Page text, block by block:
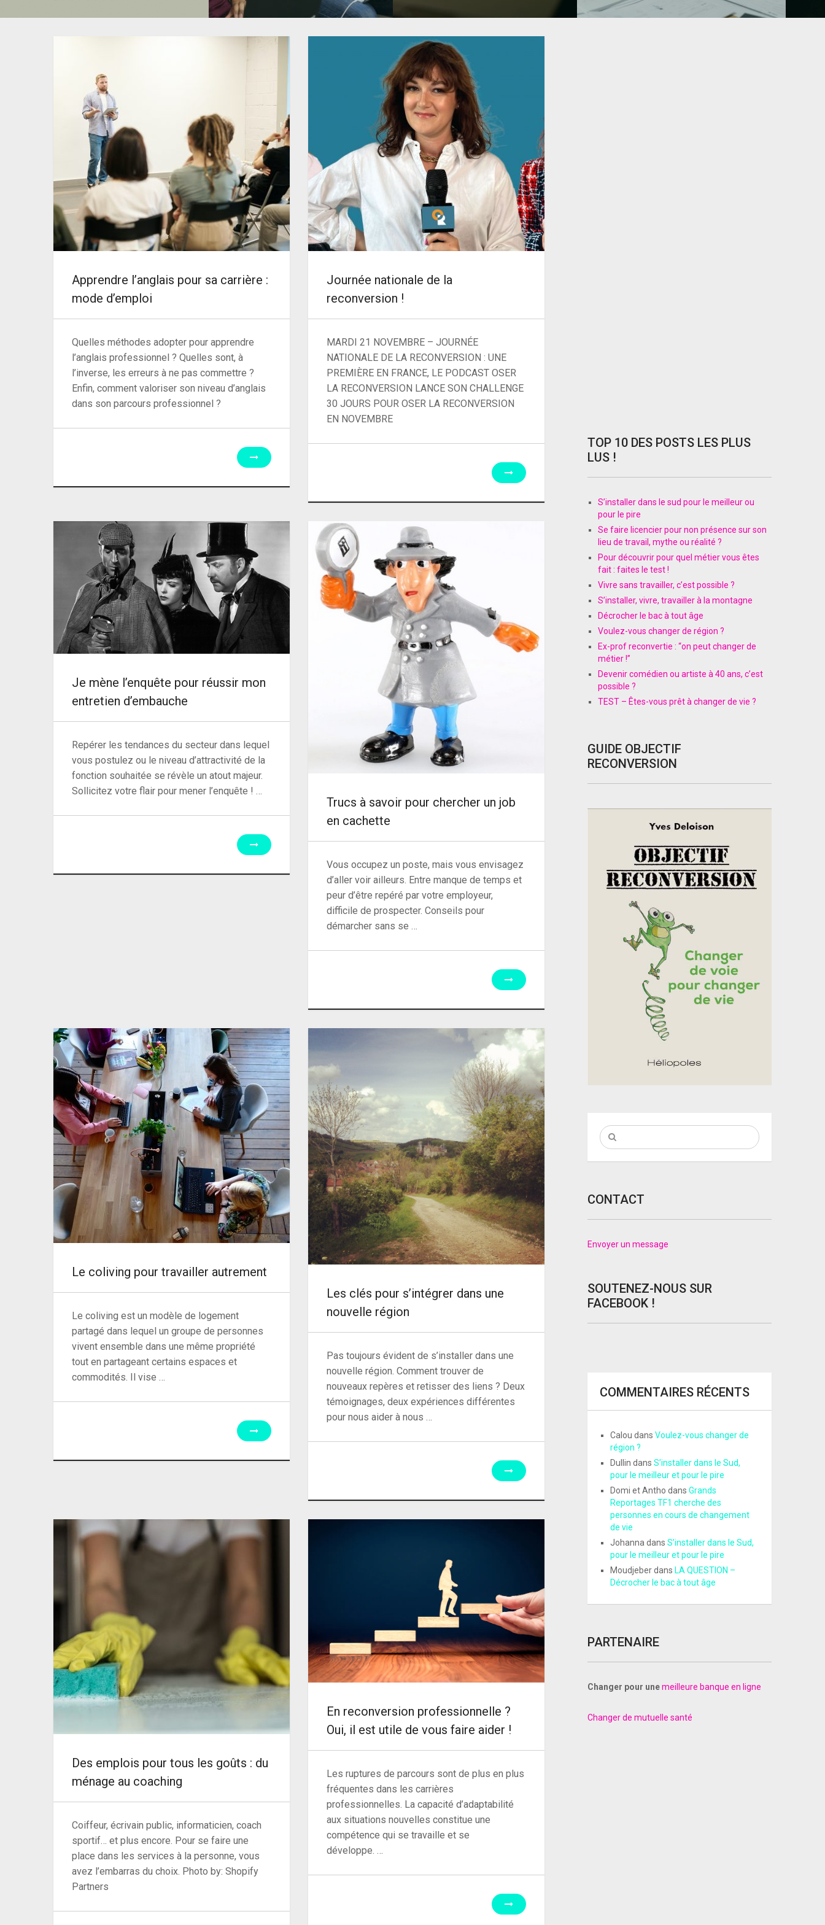
Apprendre l’anglais pour sa carrière :
mode d’emploi
Quelles méthodes adopter pour apprendre
l’anglais professionnel ? Quelles sont, à
l’inverse, les erreurs à ne pas commettre ?
Enfin, comment valoriser son niveau d’anglais
dans son parcours professionnel ?
Journée nationale de la
reconversion !
MARDI 21 NOVEMBRE – JOURNÉE
NATIONALE DE LA RECONVERSION : UNE
PREMIÈRE EN FRANCE, LE PODCAST OSER
LA RECONVERSION LANCE SON CHALLENGE
30 JOURS POUR OSER LA RECONVERSION
EN NOVEMBRE
Je mène l’enquête pour réussir mon
entretien d’embauche
Repérer les tendances du secteur dans lequel
vous postulez ou le niveau d’attractivité de la
fonction souhaitée se révèle un atout majeur.
Sollicitez votre flair pour mener l’enquête ! …
Trucs à savoir pour chercher un job
en cachette
Vous occupez un poste, mais vous envisagez
d’aller voir ailleurs. Entre manque de temps et
peur d’être repéré par votre employeur,
difficile de prospecter. Conseils pour
démarcher sans se …
Le coliving pour travailler autrement
Le coliving est un modèle de logement
partagé dans lequel un groupe de personnes
vivent ensemble dans une même propriété
tout en partageant certains espaces et
commodités. Il vise …
Les clés pour s’intégrer dans une
nouvelle région
Pas toujours évident de s’installer dans une
nouvelle région. Comment trouver de
nouveaux repères et retisser des liens ? Deux
témoignages, deux expériences différentes
pour nous aider à nous …
Des emplois pour tous les goûts : du
ménage au coaching
Coiffeur, écrivain public, informaticien, coach
sportif… et plus encore. Pour se faire une
place dans les services à la personne, vous
avez l’embarras du choix. Photo by: Shopify
Partners
En reconversion professionnelle ?
Oui, il est utile de vous faire aider !
Les ruptures de parcours sont de plus en plus
fréquentes dans les carrières
professionnelles. La capacité d’adaptabilité
aux situations nouvelles constitue une
compétence qui se travaille et se
développe. …
TOP 10 DES POSTS LES PLUS
LUS !
S’installer dans le sud pour le meilleur ou
pour le pire
Se faire licencier pour non présence sur son
lieu de travail, mythe ou réalité ?
Pour découvrir pour quel métier vous êtes
fait : faites le test !
Vivre sans travailler, c’est possible ?
S’installer, vivre, travailler à la montagne
Décrocher le bac à tout âge
Voulez-vous changer de région ?
Ex-prof reconvertie : “on peut changer de
métier !”
Devenir comédien ou artiste à 40 ans, c’est
possible ?
TEST – Êtes-vous prêt à changer de vie ?
GUIDE OBJECTIF
RECONVERSION
CONTACT
Envoyer un message
SOUTENEZ-NOUS SUR
FACEBOOK !
COMMENTAIRES RÉCENTS
Calou dans Voulez-vous changer de
région ?
Dullin dans S’installer dans le Sud,
pour le meilleur et pour le pire
Domi et Antho dans Grands
Reportages TF1 cherche des
personnes en cours de changement
de vie
Johannadans S’installer dans le Sud,
pour le meilleur et pour le pire
Moudjeberdans LA QUESTION –
Décrocher le bac à tout âge
PARTENAIRE
Changer pour unemeilleure banque en ligne
Changer de mutuelle santé